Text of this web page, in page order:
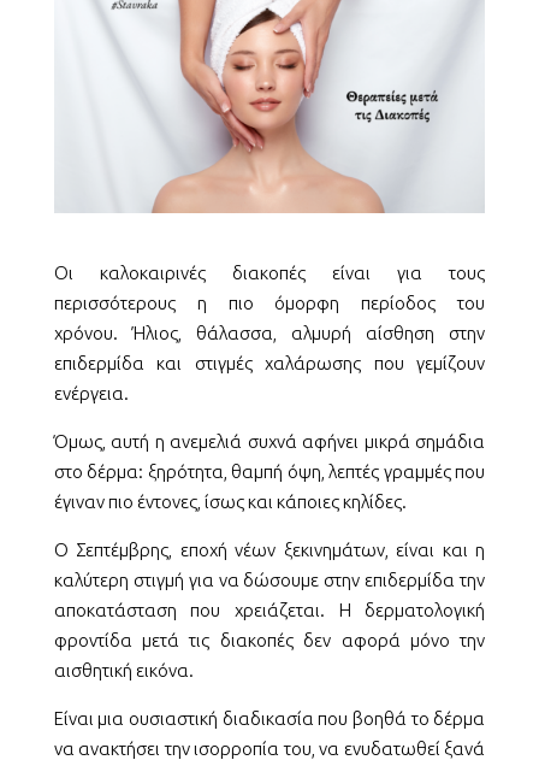
Οι καλοκαιρινές διακοπές είναι για τους
περισσότερους η πιο όμορφη περίοδος του
χρόνου.
Ήλιος, θάλασσα, αλμυρή αίσθηση στην
επιδερμίδα και στιγμές χαλάρωσης που γεμίζουν
ενέργεια.
Όμως, αυτή η ανεμελιά συχνά αφήνει μικρά σημάδια
στο δέρμα: ξηρότητα, θαμπή όψη, λεπτές γραμμές που
έγιναν πιο έντονες, ίσως και κάποιες κηλίδες.
Ο Σεπτέμβρης, εποχή νέων ξεκινημάτων, είναι και η
καλύτερη στιγμή για να δώσουμε στην επιδερμίδα την
αποκατάσταση που χρειάζεται. Η δερματολογική
φροντίδα μετά τις διακοπές δεν αφορά μόνο την
αισθητική εικόνα.
Είναι μια ουσιαστική διαδικασία που βοηθά το δέρμα
να ανακτήσει την ισορροπία του, να ενυδατωθεί ξανά